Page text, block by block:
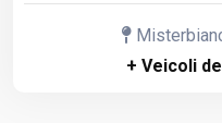
+ Veicoli